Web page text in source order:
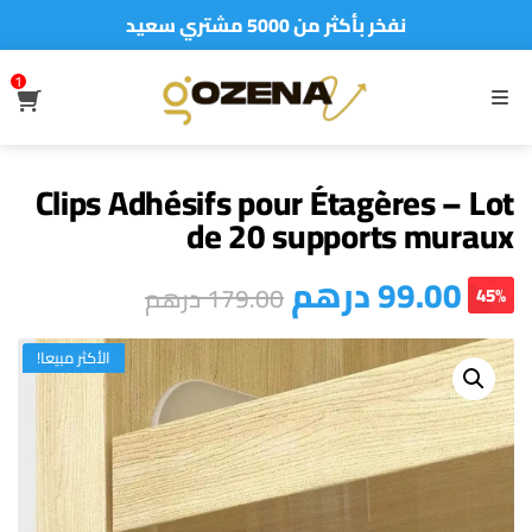
أطلب الآن والدفع فقط عند استلام المنتج
MENU
1
Clips Adhésifs pour Étagères – Lot
de 20 supports muraux
99.00درهم179.00درهم 45%
الأكثر مبيعا!